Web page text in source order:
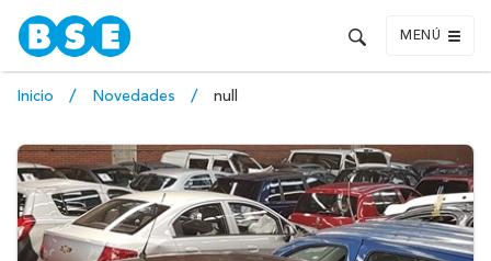
MENÚ
Inicio Novedades null